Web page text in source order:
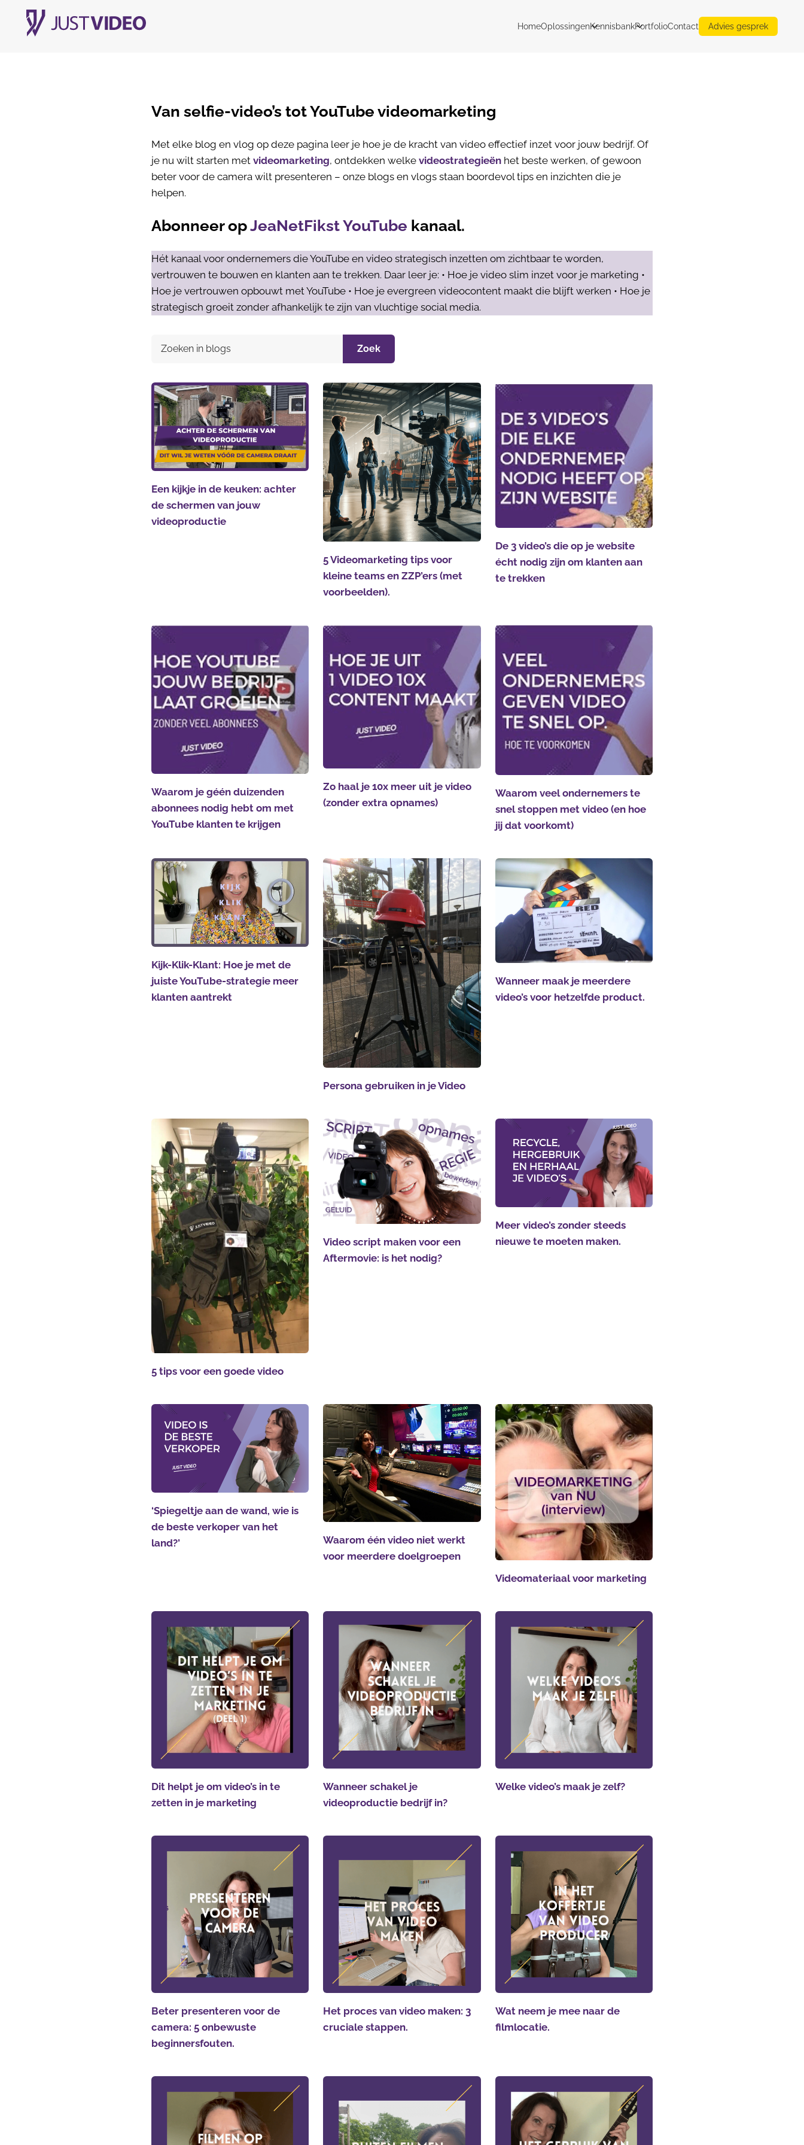
HomeOplossingenKennisbankPortfolioContact Advies gesprek
Van selfie-video’s tot YouTube videomarketing
Met elke blog en vlog op deze pagina leer je hoe je de kracht van video effectief inzet voor jouw bedrijf. Of
je nu wilt starten metvideomarketing, ontdekken welkevideostrategieën het beste werken, of gewoon
beter voor de camera wilt presenteren – onze blogs en vlogs staan boordevol tips en inzichten die je
helpen.
Abonneer opJeaNetFikst YouTube kanaal.
Hét kanaal voor ondernemers die YouTube en video strategisch inzetten om zichtbaar te worden,
vertrouwen te bouwen en klanten aan te trekken. Daar leer je: • Hoe je video slim inzet voor je marketing •
Hoe je vertrouwen opbouwt met YouTube • Hoe je evergreen videocontent maakt die blijft werken • Hoe je
strategisch groeit zonder afhankelijk te zijn van vluchtige social media.
Zoek
Een kijkje in de keuken: achter
de schermen van jouw
videoproductie
5 Videomarketing tips voor
kleine teams en ZZP’ers (met
voorbeelden).
De 3 video’s die op je website
écht nodig zijn om klanten aan
te trekken
Waarom je géén duizenden
abonnees nodig hebt om met
YouTube klanten te krijgen
Zo haal je 10x meer uit je video
(zonder extra opnames)
Waarom veel ondernemers te
snel stoppen met video (en hoe
jij dat voorkomt)
Kijk-Klik-Klant: Hoe je met de
juiste YouTube-strategie meer
klanten aantrekt
Persona gebruiken in je Video
Wanneer maak je meerdere
video’s voor hetzelfde product.
5 tips voor een goede video
Video script maken voor een
Aftermovie: is het nodig?
Meer video’s zonder steeds
nieuwe te moeten maken.
‘Spiegeltje aan de wand, wie is
de beste verkoper van het
land?’
Waarom één video niet werkt
voor meerdere doelgroepen
Videomateriaal voor marketing
Dit helpt je om video’s in te
zetten in je marketing
Wanneer schakel je
videoproductie bedrijf in?
Welke video’s maak je zelf?
Beter presenteren voor de
camera: 5 onbewuste
beginnersfouten.
Het proces van video maken: 3
cruciale stappen.
Wat neem je mee naar de
filmlocatie.